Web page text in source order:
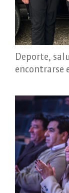
Deporte,
encontrarse